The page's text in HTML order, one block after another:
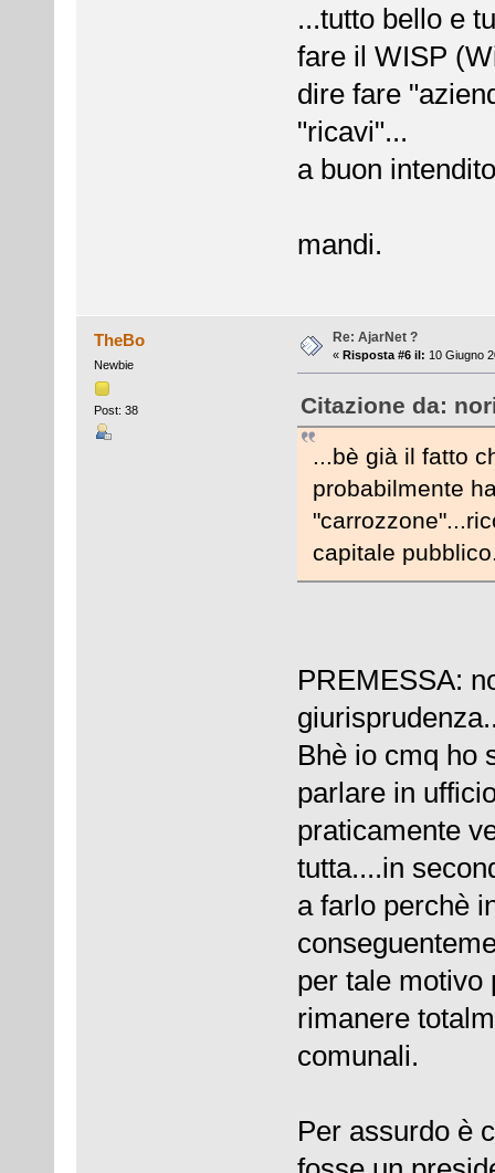
...tutto bello e
fare il WISP
dire fare
"ricavi"...
a buon
mandi.
TheBo
Newbie
Post: 38
Re: AjarNet ?
« Risposta #6 il: 10 Giugno
Citazione da:
...bè già il fatto
probabilmente
capitale
PREMESSA:
Bhè io cmq ho
parlare in
praticamente
tutta....in
a farlo perchè
per tale motivo
rimanere
comunali.
Per assurdo è